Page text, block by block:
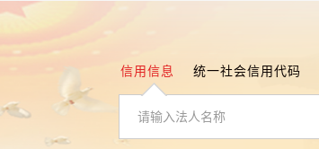
信用信息 统一社会信用代码